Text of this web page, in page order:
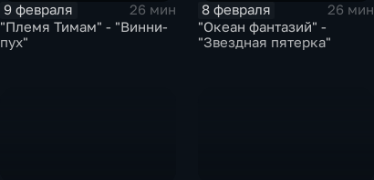
9 февраля
26 мин
"Племя Тимам" - "Винни-
пух"
8 февраля
26 мин
"Океан фантазий" -
"Звездная пятерка"